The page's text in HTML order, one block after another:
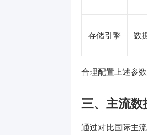
存储引擎 数
合理配置上述参
三、主流数
通过对比国际主